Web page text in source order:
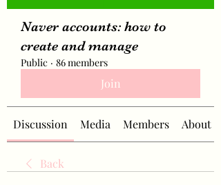
Naver accounts: how to
create and manage
Public · 86 members
Join
Discussion Media Members About
Back